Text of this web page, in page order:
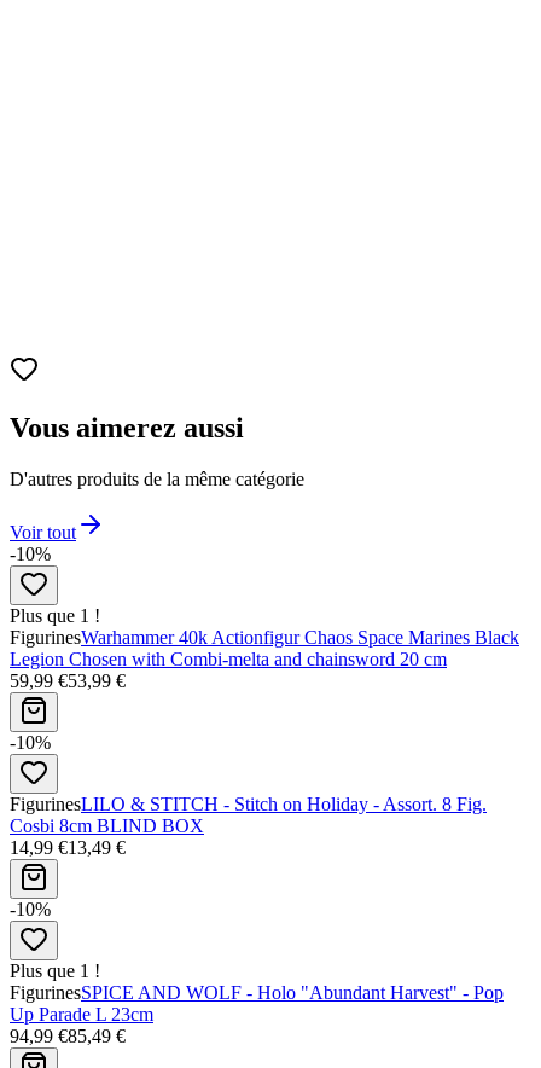
Vous aimerez aussi
D'autres produits de la même catégorie
Voir tout
-10%
Plus que 1 !
FigurinesWarhammer 40k Actionfigur Chaos Space Marines Black
Legion Chosen with Combi-melta and chainsword 20 cm
59,99 €53,99 €
-10%
FigurinesLILO & STITCH - Stitch on Holiday - Assort. 8 Fig.
Cosbi 8cm BLIND BOX
14,99 €13,49 €
-10%
Plus que 1 !
FigurinesSPICE AND WOLF - Holo "Abundant Harvest" - Pop
Up Parade L 23cm
94,99 €85,49 €